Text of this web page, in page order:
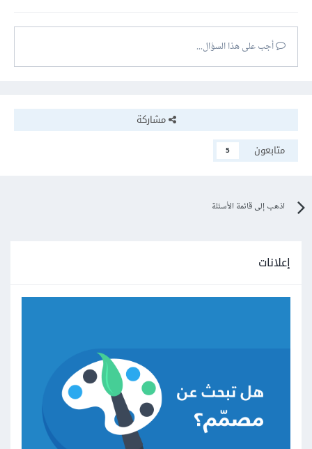
أجب على هذا السؤال...
مشاركة
متابعون
5
اذهب إلى قائمة الأسئلة
إعلانات